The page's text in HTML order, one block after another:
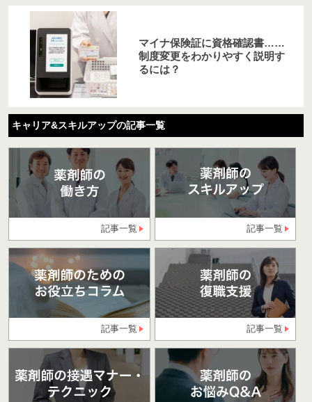
マイナ保険証に資格確認書……
制度変更をわかりやすく説明す
るには？
キャリア&スキルアップの記事一覧
記事一覧 記事一覧
記事一覧 記事一覧